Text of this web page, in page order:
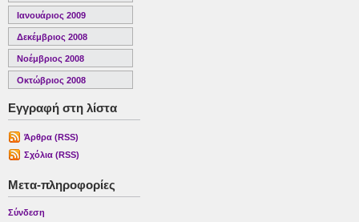
Ιανουάριος 2009
Δεκέμβριος 2008
Νοέμβριος 2008
Οκτώβριος 2008
Εγγραφή στη λίστα
Άρθρα (RSS)
Σχόλια (RSS)
Μετα-πληροφορίες
Σύνδεση